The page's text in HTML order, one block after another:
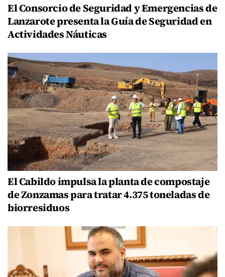
El Consorcio de Seguridad y Emergencias de
Lanzarote presenta la Guía de Seguridad en
Actividades Náuticas
El Cabildo impulsa la planta de compostaje
de Zonzamas para tratar 4.375 toneladas de
biorresiduos